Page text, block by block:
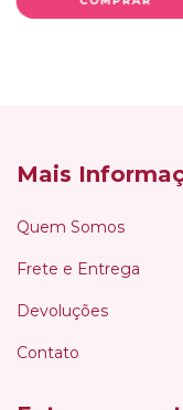
Mais
Quem Somos
Frete e Entrega
Devoluções
Contato